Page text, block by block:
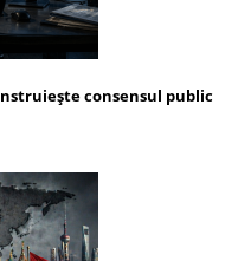
consensul public